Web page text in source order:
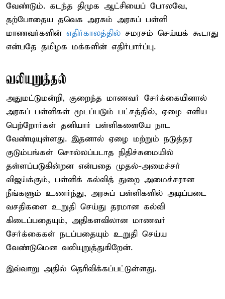
வேண்டும். கடந்த திமுக ஆட்சியைப் போலவே,
தற்போதைய தவெக அரசும் அரசுப் பள்ளி
மாணவர்களின் எதிர்காலத்தில் சமரசம் செய்யக் கூடாது
என்பதே தமிழக மக்களின் எதிர்பார்ப்பு.
வலியுறுத்தல்
அதுமட்டுமன்றி, குறைந்த மாணவர் சேர்க்கையினால்
அரசுப் பள்ளிகள் மூடப்படும் பட்சத்தில், ஏழை எளிய
பெற்றோர்கள் தனியார் பள்ளிகளையே நாட
வேண்டியுள்ளது. இதனால் ஏழை மற்றும் நடுத்தர
குடும்பங்கள் சொல்லப்படாத நிதிச்சுமையில்
தள்ளப்படுகின்றன என்பதை முதல்-அமைச்சர்
விஜய்க்கும், பள்ளிக் கல்வித் துறை அமைச்சரான
நீங்களும் உணர்ந்து, அரசுப் பள்ளிகளில் அடிப்படை
வசதிகளை உறுதி செய்து தரமான கல்வி
கிடைப்பதையும், அதிகளவிலான மாணவர்
சேர்க்கைகள் நடப்பதையும் உறுதி செய்ய
வேண்டுமென வலியுறுத்துகிறேன்.
இவ்வாறு அதில் தெரிவிக்கப்பட்டுள்ளது.